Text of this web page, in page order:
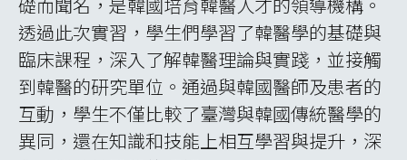
透過此次實習，學生們學習了韓醫學的基礎與
臨床課程，深入了解韓醫理論與實踐，並接觸
到韓醫的研究單位。通過與韓國醫師及患者的
互動，學生不僅比較了臺灣與韓國傳統醫學的
異同，還在知識和技能上相互學習與提升，深